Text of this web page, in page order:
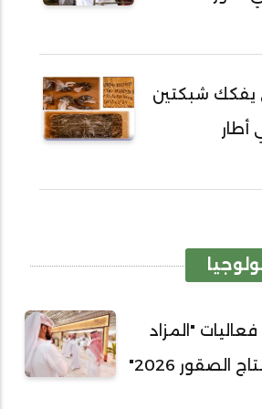
يفكك شبكتين
أطار
"المزاد
الصقور 2026"